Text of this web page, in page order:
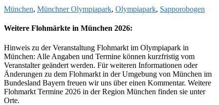
München, Münchner Olympiapark, Olympiapark, Sapporobogen
Weitere Flohmärkte in München 2026:
Hinweis zu der Veranstaltung Flohmarkt im Olympiapark in
München: Alle Angaben und Termine können kurzfristig vom
Veranstalter geändert werden. Für weiteren Informationen oder
Änderungen zu dem Flohmarkt in der Umgebung von München im
Bundesland Bayern freuen wir uns über einen Kommentar. Weitere
Flohmarkt Termine 2026 in der Region München finden sie unter
Orte.